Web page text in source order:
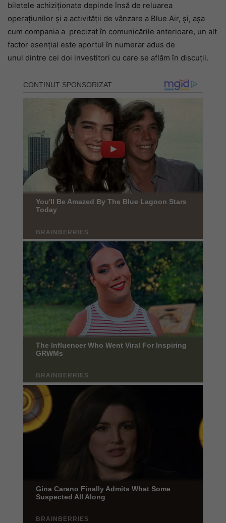
biletele achiziționate depinde însă de reluarea
operațiunilor și a activității de vânzare a Blue Air, și, așa
cum compania a precizat în comunicările anterioare, un alt
factor esențial este aportul în numerar adus de
unul dintre cei doi investitori cu care se aflăm în discuții.